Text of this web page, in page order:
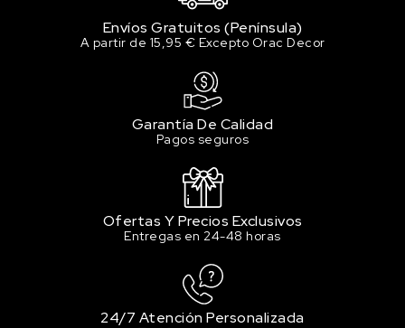
Envíos Gratuitos (Península)
A partir de 15,95 € Excepto Orac Decor
Garantía De Calidad
Pagos seguros
Ofertas Y Precios Exclusivos
Entregas en 24-48 horas
24/7 Atención Personalizada